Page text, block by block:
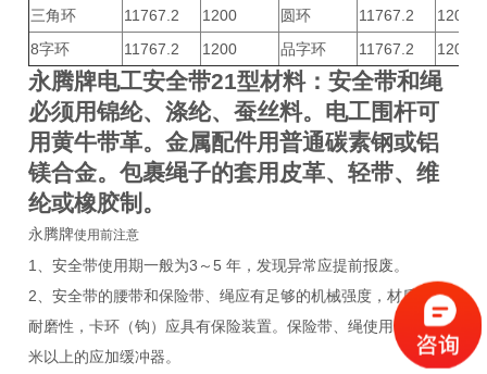
三角环
11767.2 1200 圆环 11767.2
1200
8字环
11767.2 1200 品字环 11767.2 1200
永腾牌电工安全带21型材料：安全带和绳
必须用锦纶、涤纶、蚕丝料。电工围杆可
用黄牛带革。金属配件用普通碳素钢或铝
镁合金。包裹绳子的套用皮革、轻带、维
纶或橡胶制。
永腾牌使用前注意
1、安全带使用期一般为3～5 年，发现异常应提前报废。
2、安全带的腰带和保险带、绳应有足够的机械强度，材质应有
耐磨性，卡环（钩）应具有保险装置。保险带、绳使用长度在3
米以上的应加缓冲器。